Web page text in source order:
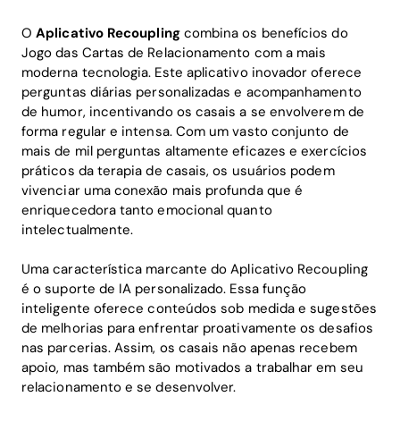
OAplicativo Recouplingcombina os benefícios do
Jogo das Cartas de Relacionamento com a mais
moderna tecnologia. Este aplicativo inovador oferece
perguntas diárias personalizadas e acompanhamento
de humor, incentivando os casais a se envolverem de
forma regular e intensa. Com um vasto conjunto de
mais de mil perguntas altamente eficazes e exercícios
práticos da terapia de casais, os usuários podem
vivenciar uma conexão mais profunda que é
enriquecedora tanto emocional quanto
intelectualmente.
Uma característica marcante do Aplicativo Recoupling
é o suporte de IA personalizado. Essa função
inteligente oferece conteúdos sob medida e sugestões
de melhorias para enfrentar proativamente os desafios
nas parcerias. Assim, os casais não apenas recebem
apoio, mas também são motivados a trabalhar em seu
relacionamento e se desenvolver.